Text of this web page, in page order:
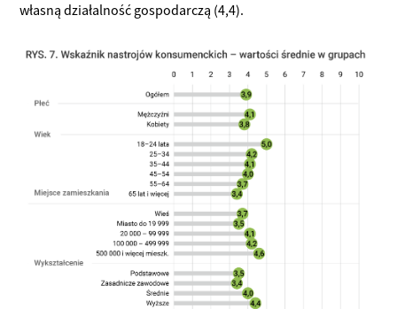
własną działalność gospodarczą (4,4).